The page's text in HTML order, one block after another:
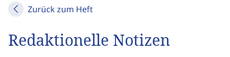
Zurück zum Heft
Redaktionelle Notizen